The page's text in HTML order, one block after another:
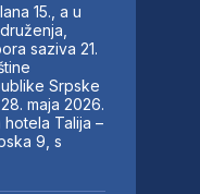
15., a u
saziva 21.
Srpske
maja 2026.
hotela Talija –
9, s